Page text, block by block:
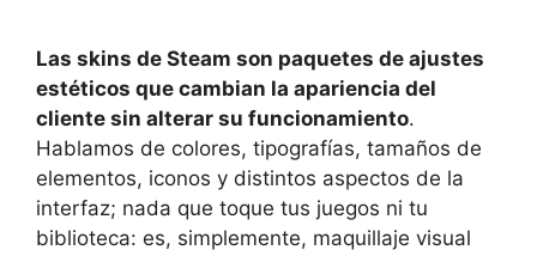
Las skins de Steam son paquetes de ajustes
estéticos que cambian la apariencia del
cliente sin alterar su funcionamiento.
Hablamos de colores, tipografías, tamaños de
elementos, iconos y distintos aspectos de la
interfaz; nada que toque tus juegos ni tu
biblioteca: es, simplemente, maquillaje visual